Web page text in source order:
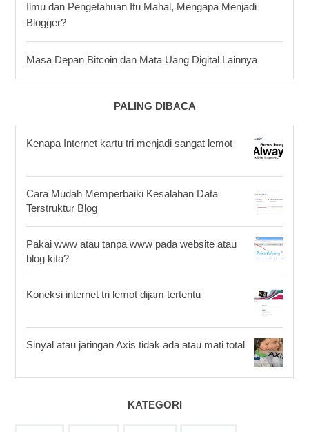
Ilmu dan Pengetahuan Itu Mahal, Mengapa Menjadi
Blogger?
Masa Depan Bitcoin dan Mata Uang Digital Lainnya
PALING DIBACA
Kenapa Internet kartu tri menjadi sangat lemot
Cara Mudah Memperbaiki Kesalahan Data
Terstruktur Blog
Pakai www atau tanpa www pada website atau
blog kita?
Koneksi internet tri lemot dijam tertentu
Sinyal atau jaringan Axis tidak ada atau mati total
KATEGORI